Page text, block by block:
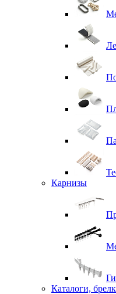
Карнизы
Каталоги,